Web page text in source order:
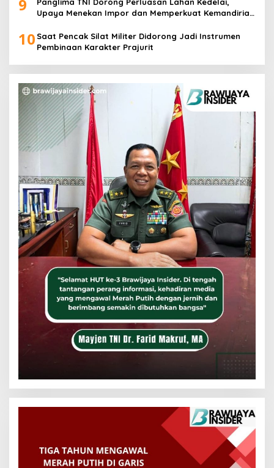
9
Panglima TNI Dorong Perluasan Lahan Kedelai,
Upaya Menekan Impor dan Memperkuat Kemandirian
10 Saat Pencak Silat Militer Didorong Jadi Instrumen
Pembinaan Karakter Prajurit